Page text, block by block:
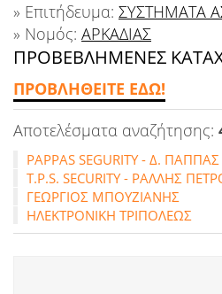
» Επιτήδευμα: ΣΥΣΤΗΜΑΤΑ
» Νομός: ΑΡΚΑΔΙΑΣ
ΠΡΟΒΕΒΛΗΜΕΝΕΣ
ΠΡΟΒΛΗΘΕΙΤΕ ΕΔΩ!
Αποτελέσματα αναζήτησης:
PAPPAS SEGURITY - Δ. ΠΑΠΠΑΣ
T.P.S. SECURITY - ΡΑΛΛΗΣ
ΓΕΩΡΓΙΟΣ ΜΠΟΥΖΙΑΝΗΣ
ΗΛΕΚΤΡΟΝΙΚΗ ΤΡΙΠΟΛΕΩΣ